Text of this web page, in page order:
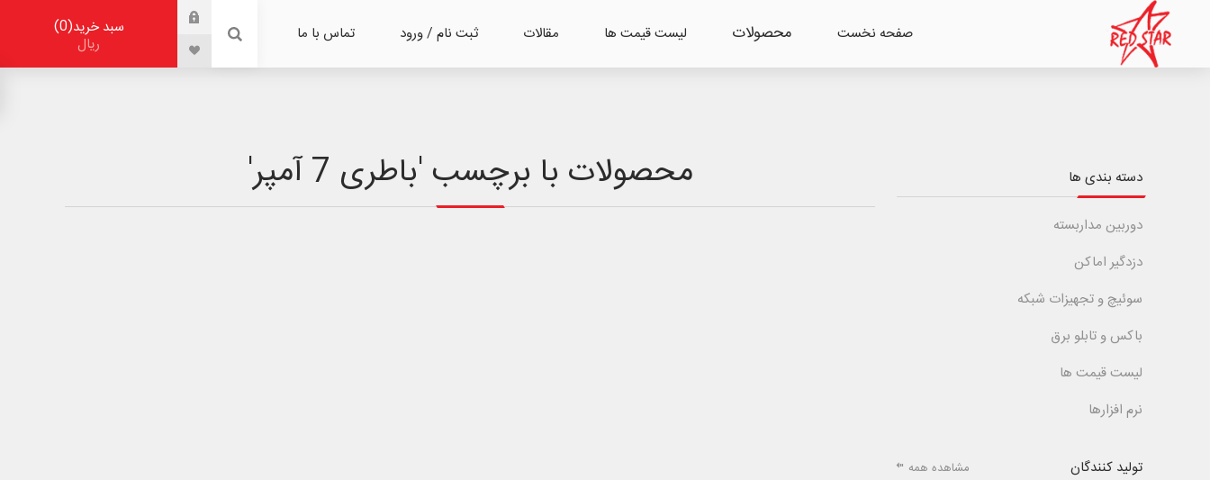
صفحه نخست محصولات لیست قیمت ها مقالات ثبت نام / ورود تماس با ما سبد خرید 0
ریال
محصولات با برچسب 'باطری 7 آمپر' دسته بندی ها
دوربین مداربسته
دزدگیر اماکن
سوئیچ و تجهیزات شبکه
باکس و تابلو برق
لیست قیمت ها
نرم افزارها
تولید کنندگان مشاهده همه